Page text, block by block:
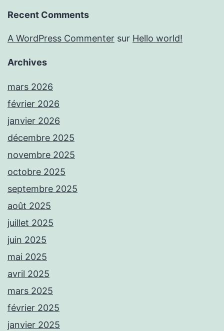
Recent Comments
A WordPress Commenter sur Hello world!
Archives
mars 2026
février 2026
janvier 2026
décembre 2025
novembre 2025
octobre 2025
septembre 2025
août 2025
juillet 2025
juin 2025
mai 2025
avril 2025
mars 2025
février 2025
janvier 2025